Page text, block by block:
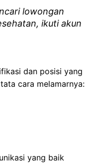
lowongan
ikuti akun
dan posisi yang
cara melamarnya:
yang baik